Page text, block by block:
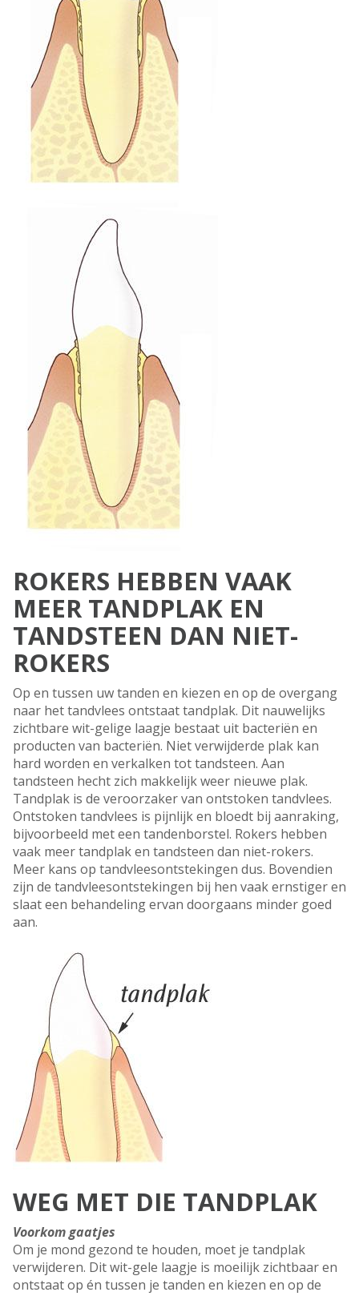
ROKERS HEBBEN VAAK
MEER TANDPLAK EN
TANDSTEEN DAN NIET-
ROKERS
Op en tussen uw tanden en kiezen en op de overgang
naar het tandvlees ontstaat tandplak. Dit nauwelijks
zichtbare wit-gelige laagje bestaat uit bacteriën en
producten van bacteriën. Niet verwijderde plak kan
hard worden en verkalken tot tandsteen. Aan
tandsteen hecht zich makkelijk weer nieuwe plak.
Tandplak is de veroorzaker van ontstoken tandvlees.
Ontstoken tandvlees is pijnlijk en bloedt bij aanraking,
bijvoorbeeld met een tandenborstel. Rokers hebben
vaak meer tandplak en tandsteen dan niet-rokers.
Meer kans op tandvleesontstekingen dus. Bovendien
zijn de tandvleesontstekingen bij hen vaak ernstiger en
slaat een behandeling ervan doorgaans minder goed
aan.
WEG MET DIE TANDPLAK
Voorkom gaatjes
Om je mond gezond te houden, moet je tandplak
verwijderen. Dit wit-gele laagje is moeilijk zichtbaar en
ontstaat op én tussen je tanden en kiezen en op de